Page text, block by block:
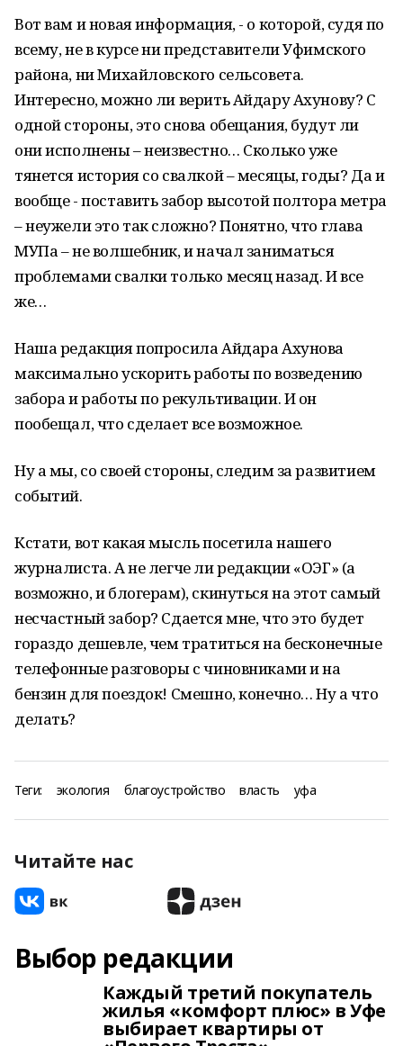
Вот вам и новая информация, - о которой, судя по
всему, не в курсе ни представители Уфимского
района, ни Михайловского сельсовета.
Интересно, можно ли верить Айдару Ахунову? С
одной стороны, это снова обещания, будут ли
они исполнены – неизвестно… Сколько уже
тянется история со свалкой – месяцы, годы? Да и
вообще - поставить забор высотой полтора метра
– неужели это так сложно? Понятно, что глава
МУПа – не волшебник, и начал заниматься
проблемами свалки только месяц назад. И все
же…
Наша редакция попросила Айдара Ахунова
максимально ускорить работы по возведению
забора и работы по рекультивации. И он
пообещал, что сделает все возможное.
Ну а мы, со своей стороны, следим за развитием
событий.
Кстати, вот какая мысль посетила нашего
журналиста. А не легче ли редакции «ОЭГ» (а
возможно, и блогерам), скинуться на этот самый
несчастный забор? Сдается мне, что это будет
гораздо дешевле, чем тратиться на бесконечные
телефонные разговоры с чиновниками и на
бензин для поездок! Смешно, конечно… Ну а что
делать?
Теги: экология благоустройство власть уфа
Читайте нас
Выбор редакции
Каждый третий покупатель
жилья «комфорт плюс» в Уфе
выбирает квартиры от